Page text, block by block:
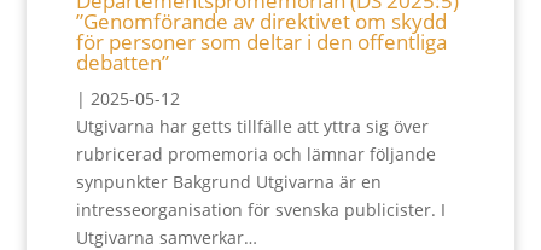
”Genomförande av direktivet om skydd
för personer som deltar i den offentliga
debatten”
| 2025-05-12
Utgivarna har getts tillfälle att yttra sig över
rubricerad promemoria och lämnar följande
synpunkter Bakgrund Utgivarna är en
intresseorganisation för svenska publicister. I
Utgivarna samverkar…